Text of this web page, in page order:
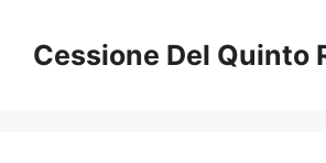
contenuto
Cessione Del Quinto